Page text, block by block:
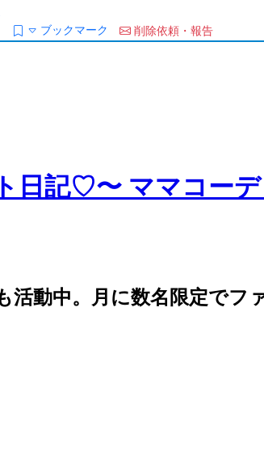
ブックマーク 削除依頼・報告